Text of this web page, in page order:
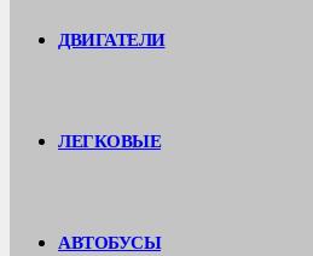
ДВИГАТЕЛИ
ЛЕГКОВЫЕ
АВТОБУСЫ